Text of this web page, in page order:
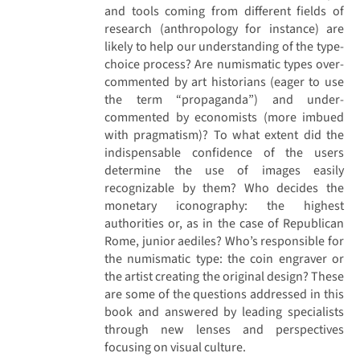
and tools coming from different fields of
research (anthropology for instance) are
likely to help our understanding of the type-
choice process? Are numismatic types over-
commented by art historians (eager to use
the term “propaganda”) and under-
commented by economists (more imbued
with pragmatism)? To what extent did the
indispensable confidence of the users
determine the use of images easily
recognizable by them? Who decides the
monetary iconography: the highest
authorities or, as in the case of Republican
Rome, junior aediles? Who’s responsible for
the numismatic type: the coin engraver or
the artist creating the original design? These
are some of the questions addressed in this
book and answered by leading specialists
through new lenses and perspectives
focusing on visual culture.